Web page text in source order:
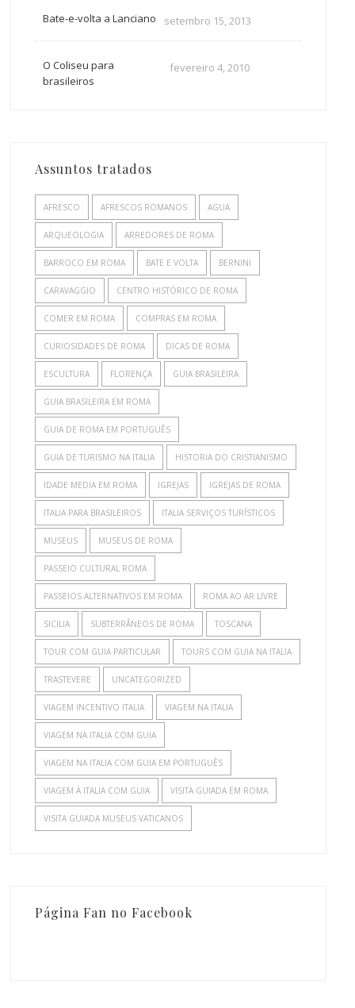
Bate-e-volta a Lanciano setembro 15, 2013
O Coliseu para
brasileiros
fevereiro 4, 2010
Assuntos tratados
AFRESCO AFRESCOS ROMANOS AGUA
ARQUEOLOGIA ARREDORES DE ROMA
BARROCO EM ROMA BATE E VOLTA BERNINI
CARAVAGGIO CENTRO HISTÓRICO DE ROMA
COMER EM ROMA COMPRAS EM ROMA
CURIOSIDADES DE ROMA DICAS DE ROMA
ESCULTURA FLORENÇA GUIA BRASILEIRA
GUIA BRASILEIRA EM ROMA
GUIA DE ROMA EM PORTUGUÊS
GUIA DE TURISMO NA ITALIA HISTORIA DO CRISTIANISMO
IDADE MEDIA EM ROMA IGREJAS IGREJAS DE ROMA
ITALIA PARA BRASILEIROS ITALIA SERVIÇOS TURÍSTICOS
MUSEUS MUSEUS DE ROMA
PASSEIO CULTURAL ROMA
PASSEIOS ALTERNATIVOS EM ROMA ROMA AO AR LIVRE
SICILIA SUBTERRÂNEOS DE ROMA TOSCANA
TOUR COM GUIA PARTICULAR TOURS COM GUIA NA ITALIA
TRASTEVERE UNCATEGORIZED
VIAGEM INCENTIVO ITALIA VIAGEM NA ITALIA
VIAGEM NA ITALIA COM GUIA
VIAGEM NA ITALIA COM GUIA EM PORTUGUÊS
VIAGEM À ITALIA COM GUIA VISITA GUIADA EM ROMA
VISITA GUIADA MUSEUS VATICANOS
Página Fan no Facebook